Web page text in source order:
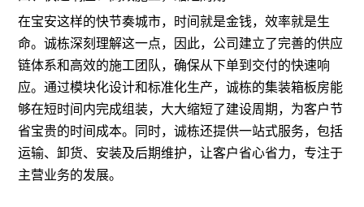
在宝安这样的快节奏城市，时间就是金钱，效率就是生
命。诚栋深刻理解这一点，因此，公司建立了完善的供应
链体系和高效的施工团队，确保从下单到交付的快速响
应。通过模块化设计和标准化生产，诚栋的集装箱板房能
够在短时间内完成组装，大大缩短了建设周期，为客户节
省宝贵的时间成本。同时，诚栋还提供一站式服务，包括
运输、卸货、安装及后期维护，让客户省心省力，专注于
主营业务的发展。